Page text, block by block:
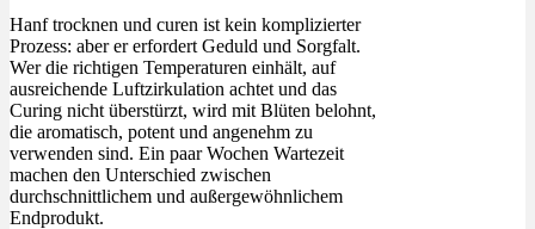
Hanf trocknen und curen ist kein komplizierter
Prozess: aber er erfordert Geduld und Sorgfalt.
Wer die richtigen Temperaturen einhält, auf
ausreichende Luftzirkulation achtet und das
Curing nicht überstürzt, wird mit Blüten belohnt,
die aromatisch, potent und angenehm zu
verwenden sind. Ein paar Wochen Wartezeit
machen den Unterschied zwischen
durchschnittlichem und außergewöhnlichem
Endprodukt.